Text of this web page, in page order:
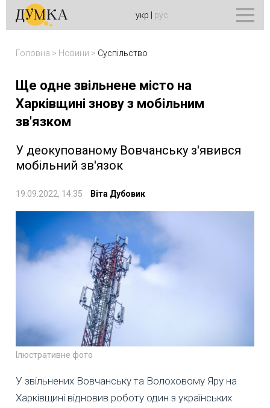
укр рус
Головна > Новини > Суспільство
Ще одне звільнене місто на
Харківщині знову з мобільним
зв'язком
У деокупованому Вовчанську з'явився
мобільний зв'язок
19.09.2022, 14:35 Віта Дубовик
Ілюстративне фото
У звільнених Вовчанську та Волоховому Яру на
Харківщині відновив роботу один з українських